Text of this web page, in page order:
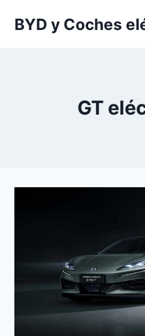
BYD y Coches
GT